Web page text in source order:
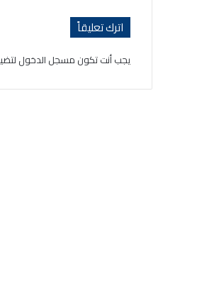
اترك تعليقاً
يجب أنت تكون مسجل الدخول